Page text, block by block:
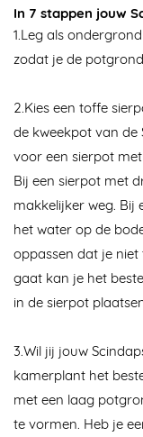
In 7 stappen jouw
1.Leg als
zodat je de
2.Kies een toffe
de kweekpot van de
voor een sierpot
Bij een sierpot met
makkelijker weg. Bij
het water op de
oppassen dat je niet
gaat kan je het
in de sierpot
3.Wil jij jouw
kamerplant het
met een laag
te vormen. Heb je